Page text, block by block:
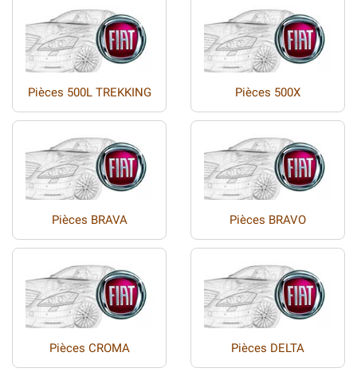
Pièces 500L TREKKING Pièces 500X
Pièces BRAVA Pièces BRAVO
Pièces CROMA Pièces DELTA